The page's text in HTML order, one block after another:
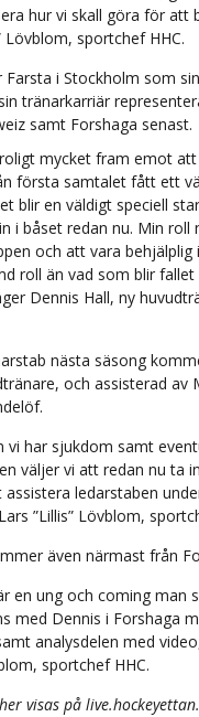
hur vi skall göra för att
Lövblom, sportchef HHC.
Farsta i Stockholm som
tränarkarriär
samt Forshaga senast.
mycket fram emot
första samtalet fått ett
blir en väldigt speciell
i båset redan nu. Min roll
och att vara behjälplig
roll än vad som blir fallet
Dennis Hall, ny
nästa säsong
och assisterad av
vi har sjukdom samt
väljer vi att redan nu ta
assistera ledarstaben
”Lillis” Lövblom,
även närmast från
en ung och coming man
med Dennis i Forshaga
analysdelen med
sportchef HHC.
visas på